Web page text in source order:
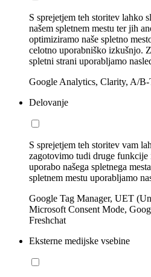
S sprejetjem teh storitev lahko
našem spletnem mestu ter jih
optimiziramo naše spletno
celotno uporabniško izkušnjo.
spletni strani uporabljamo
Google Analytics, Clarity, A/B-
Delovanje
S sprejetjem teh storitev vam
zagotovimo tudi druge
uporabo našega spletnega
spletnem mestu uporabljamo
Google Tag Manager, UET
Microsoft Consent Mode,
Freshchat
Eksterne medijske vsebine